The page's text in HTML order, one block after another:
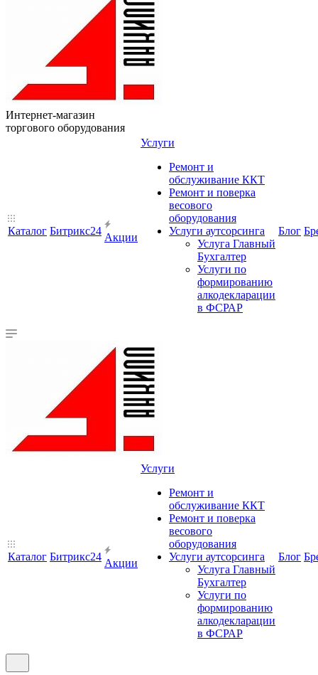
Интернет-магазин
торгового оборудования
Каталог Битрикс24
Акции
Услуги
Ремонт и
обслуживание ККТ
Ремонт и поверка
весового
оборудования
Услуги аутсорсинга
Услуга Главный
Бухгалтер
Услуги по
формированию
алкодекларации
в ФСРАР
Блог
Каталог Битрикс24
Акции
Услуги
Ремонт и
обслуживание ККТ
Ремонт и поверка
весового
оборудования
Услуги аутсорсинга
Услуга Главный
Бухгалтер
Услуги по
формированию
алкодекларации
в ФСРАР
Блог